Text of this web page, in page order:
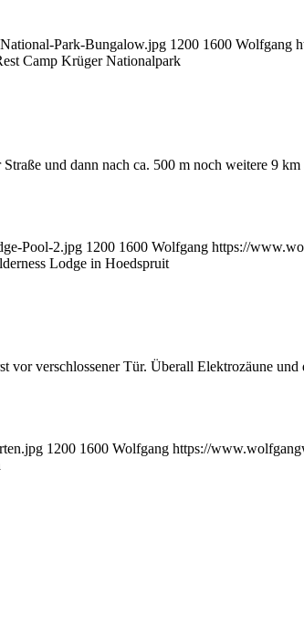
Park-Bungalow.jpg 1200 1600 Wolfgang
Camp Krüger Nationalpark
und dann nach ca. 500 m noch weitere 9
Pool-2.jpg 1200 1600 Wolfgang https://
Lodge in Hoedspruit
verschlossener Tür. Überall Elektrozäune
1200 1600 Wolfgang https://